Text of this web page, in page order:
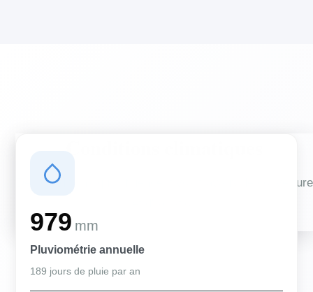
Des conditions qui influencent vos travaux de couverture
979 mm
Pluviométrie annuelle
189 jours de pluie par an